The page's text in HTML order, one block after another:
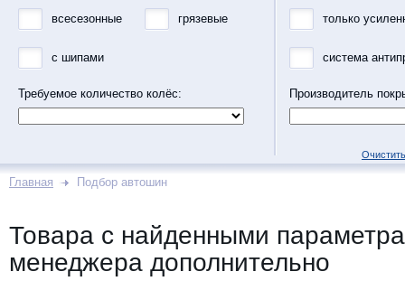
всесезонные грязевые
с шипами
Требуемое количество колёс:
только
система
Производитель
Главная Подбор автошин
Товара с найденными
менеджера дополнительно